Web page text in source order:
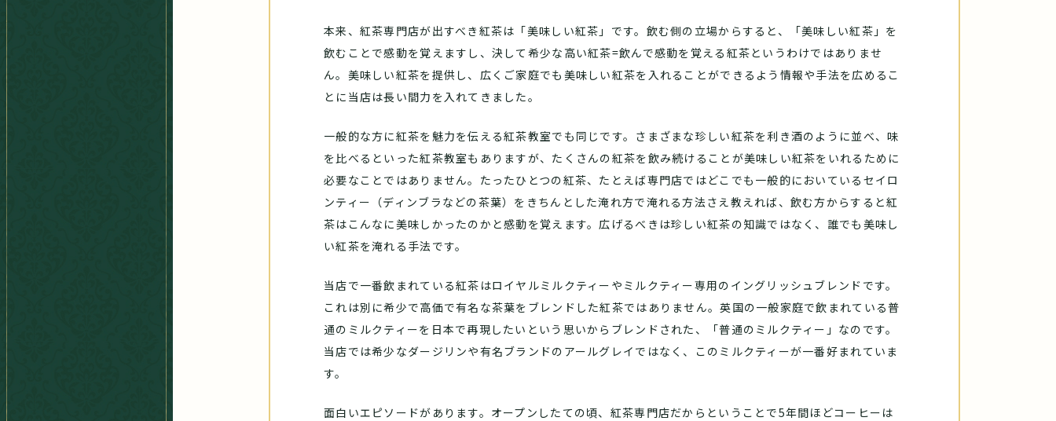
本来、紅茶専門店が出すべき紅茶は「美味しい紅茶」です。飲む側の立場からすると、「美味しい紅茶」を
飲むことで感動を覚えますし、決して希少な高い紅茶=飲んで感動を覚える紅茶というわけではありませ
ん。美味しい紅茶を提供し、広くご家庭でも美味しい紅茶を入れることができるよう情報や手法を広めるこ
とに当店は長い間力を入れてきました。
一般的な方に紅茶を魅力を伝える紅茶教室でも同じです。さまざまな珍しい紅茶を利き酒のように並べ、味
を比べるといった紅茶教室もありますが、たくさんの紅茶を飲み続けることが美味しい紅茶をいれるために
必要なことではありません。たったひとつの紅茶、たとえば専門店ではどこでも一般的においているセイロ
ンティー（ディンブラなどの茶葉）をきちんとした淹れ方で淹れる方法さえ教えれば、飲む方からすると紅
茶はこんなに美味しかったのかと感動を覚えます。広げるべきは珍しい紅茶の知識ではなく、誰でも美味し
い紅茶を淹れる手法です。
当店で一番飲まれている紅茶はロイヤルミルクティーやミルクティー専用のイングリッシュブレンドです。
これは別に希少で高価で有名な茶葉をブレンドした紅茶ではありません。英国の一般家庭で飲まれている普
通のミルクティーを日本で再現したいという思いからブレンドされた、「普通のミルクティー」なのです。
当店では希少なダージリンや有名ブランドのアールグレイではなく、このミルクティーが一番好まれていま
す。
面白いエピソードがあります。オープンしたての頃、紅茶専門店だからということで5年間ほどコーヒーは